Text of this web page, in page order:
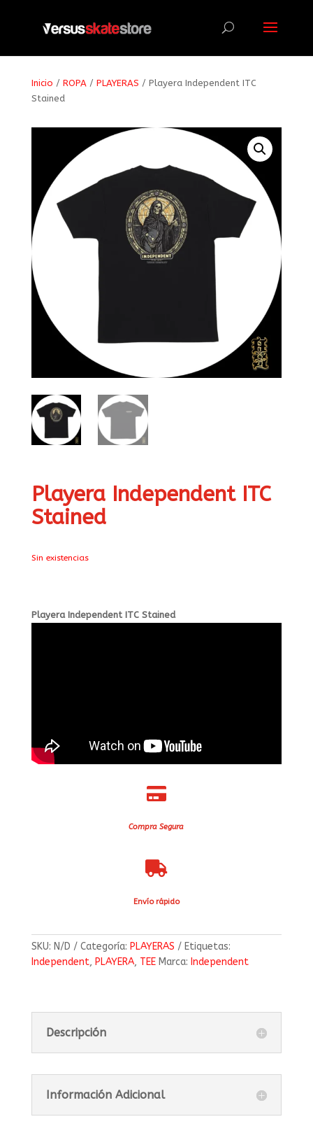
Inicio / ROPA/ PLAYERAS / Playera Independent ITC
Stained
Playera Independent ITC
Stained
Sin existencias
Playera Independent ITC Stained

Compra Segura

Envío rápido
SKU: N/D Categoría: PLAYERAS
Etiquetas:
Independent, PLAYERA, TEE Marca: Independent
Descripción
Información Adicional